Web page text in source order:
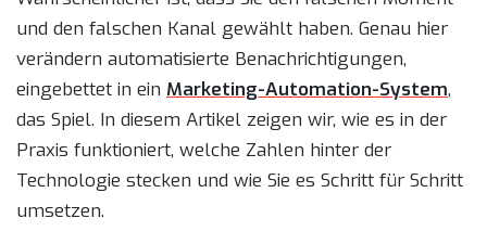
und den falschen Kanal gewählt haben. Genau hier
verändern automatisierte Benachrichtigungen,
eingebettet in ein Marketing-Automation-System,
das Spiel. In diesem Artikel zeigen wir, wie es in der
Praxis funktioniert, welche Zahlen hinter der
Technologie stecken und wie Sie es Schritt für Schritt
umsetzen.